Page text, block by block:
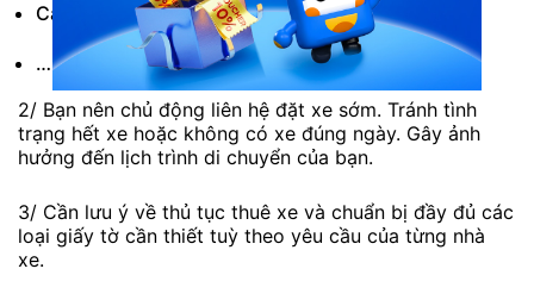
Các tiện ích mong muốn.
…
2/ Bạn nên chủ động liên hệ đặt xe sớm. Tránh tình
trạng hết xe hoặc không có xe đúng ngày. Gây ảnh
hưởng đến lịch trình di chuyển của bạn.
3/ Cần lưu ý về thủ tục thuê xe và chuẩn bị đầy đủ các
loại giấy tờ cần thiết tuỳ theo yêu cầu của từng nhà
xe.